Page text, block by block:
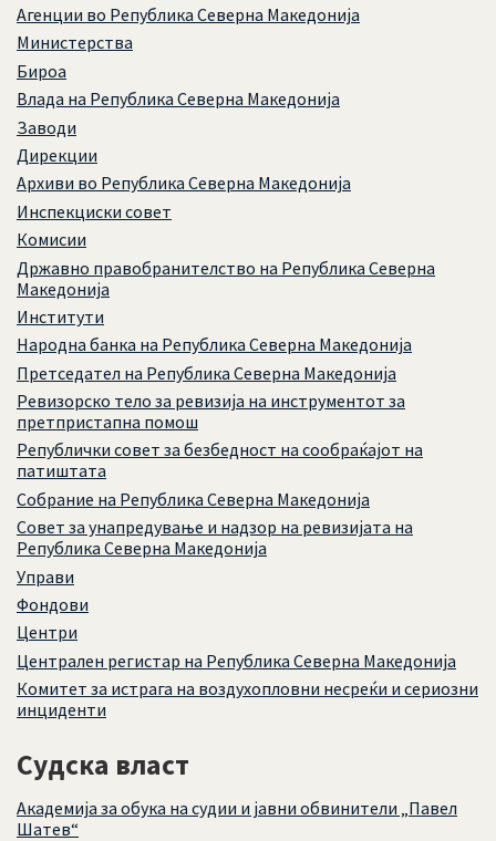
Агенции во Република Северна Македонија
Министерства
Бироа
Влада на Република Северна Македонија
Заводи
Дирекции
Архиви во Република Северна Македонија
Инспекциски совет
Комисии
Државно правобранителство на Република Северна
Македонија
Институти
Народна банка на Република Северна Македонија
Претседател на Република Северна Македонија
Ревизорско тело за ревизија на инструментот за
претпристапна помош
Републички совет за безбедност на сообраќајот на
патиштата
Собрание на Република Северна Македонија
Совет за унапредување и надзор на ревизијата на
Република Северна Македонија
Управи
Фондови
Центри
Централен регистар на Република Северна Македонија
Комитет за истрага на воздухопловни несреќи и сериозни
инциденти
Судска власт
Академија за обука на судии и јавни обвинители „Павел
Шатев“